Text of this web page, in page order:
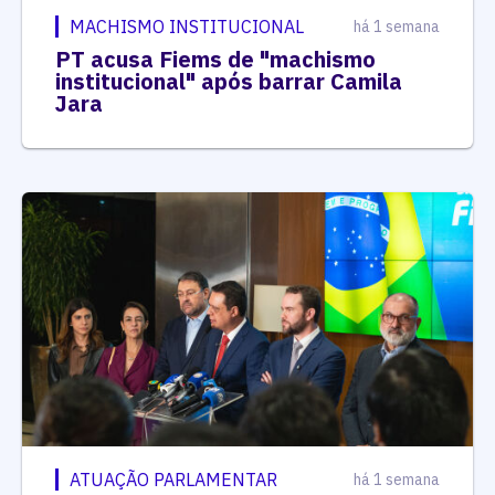
MACHISMO INSTITUCIONAL há 1 semana
PT acusa Fiems de "machismo
institucional" após barrar Camila
Jara
ATUAÇÃO PARLAMENTAR há 1 semana